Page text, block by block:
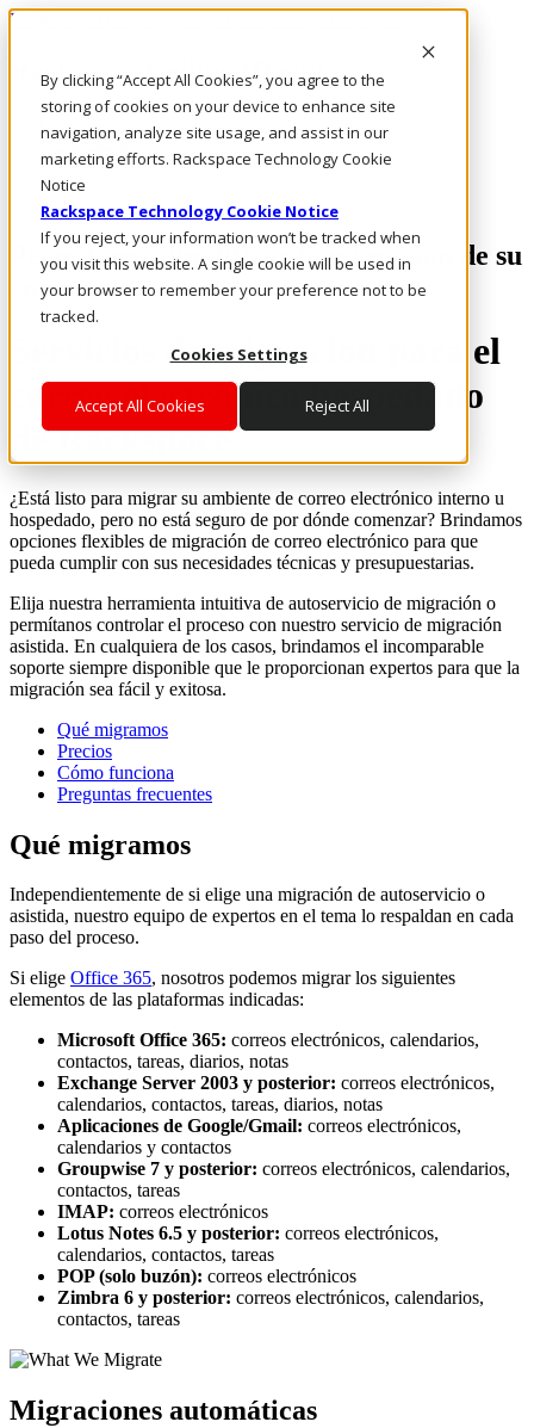
By clicking “Accept All Cookies”, you agree to the
storing of cookies on your device to enhance site
navigation, analyze site usage, and assist in our
marketing efforts. Rackspace Technology Cookie
Notice
Rackspace Technology Cookie Notice
If you reject, your information won’t be tracked when
you visit this website. A single cookie will be used in
your browser to remember your preference not to be
tracked.
Cookies Settings
Accept All Cookies Reject All
Rackspace Technology: Multicloud Solution Experts
Rackspace Ceiling (Dark)
Call Us
Live Chat
Email Us
Permítanos simplificar la migración de su
correo electrónico
Servicios de migración para el
correo electrónico hospedado
de Rackspace
¿Está listo para migrar su ambiente de correo electrónico interno u
hospedado, pero no está seguro de por dónde comenzar? Brindamos
opciones flexibles de migración de correo electrónico para que
pueda cumplir con sus necesidades técnicas y presupuestarias.
Elija nuestra herramienta intuitiva de autoservicio de migración o
permítanos controlar el proceso con nuestro servicio de migración
asistida. En cualquiera de los casos, brindamos el incomparable
soporte siempre disponible que le proporcionan expertos para que la
migración sea fácil y exitosa.
Qué migramos
Precios
Cómo funciona
Preguntas frecuentes
Qué migramos
Independientemente de si elige una migración de autoservicio o
asistida, nuestro equipo de expertos en el tema lo respaldan en cada
paso del proceso.
Si elige Office 365, nosotros podemos migrar los siguientes
elementos de las plataformas indicadas:
Microsoft Office 365: correos electrónicos, calendarios,
contactos, tareas, diarios, notas
Exchange Server 2003 y posterior: correos electrónicos,
calendarios, contactos, tareas, diarios, notas
Aplicaciones de Google/Gmail: correos electrónicos,
calendarios y contactos
Groupwise 7 y posterior: correos electrónicos, calendarios,
contactos, tareas
IMAP: correos electrónicos
Lotus Notes 6.5 y posterior: correos electrónicos,
calendarios, contactos, tareas
POP (solo buzón): correos electrónicos
Zimbra 6 y posterior: correos electrónicos, calendarios,
contactos, tareas
Migraciones automáticas